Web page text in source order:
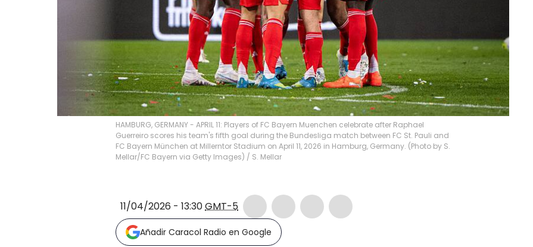
HAMBURG, GERMANY - APRIL 11: Players of FC Bayern Muenchen celebrate after Raphael
Guerreiro scores his team's fifth goal during the Bundesliga match between FC St. Pauli and
FC Bayern München at Millerntor Stadium on April 11, 2026 in Hamburg, Germany. (Photo by S.
Mellar/FC Bayern via Getty Images) / S. Mellar
11/04/2026 - 13:30GMT-5
Añadir Caracol Radio en Google